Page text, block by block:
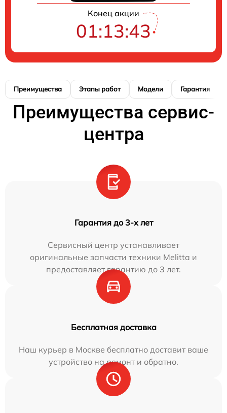
Конец акции
01:13:42
Преимущества Этапы работ Модели Гарантия
Преимущества сервис-
центра
Гарантия до 3-х лет
Сервисный центр устанавливает
оригинальные запчасти техники Melitta и
предоставляет гарантию до 3 лет.
Бесплатная доставка
Наш курьер в Москве бесплатно доставит ваше
устройство на ремонт и обратно.